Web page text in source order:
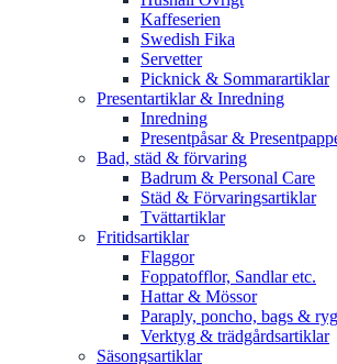
Kaffeserien
Swedish Fika
Servetter
Picknick & Sommarartiklar
Presentartiklar & Inredning
Inredning
Presentpåsar &
Bad, städ & förvaring
Badrum & Personal Care
Städ & Förvaringsartiklar
Tvättartiklar
Fritidsartiklar
Flaggor
Foppatofflor, Sandlar etc.
Hattar & Mössor
Paraply, poncho, bags &
Verktyg & trädgårdsartiklar
Säsongsartiklar